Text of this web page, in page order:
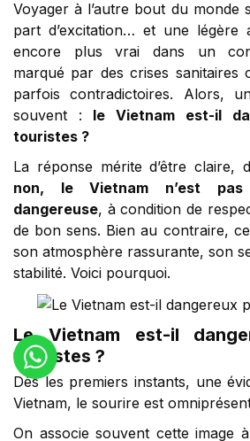
Voyager à l’autre bout du monde
part d’excitation… et une légère
encore plus vrai dans un
marqué par des crises sanitaires
parfois contradictoires. Alors,
souvent : le Vietnam est-il
touristes ?
La réponse mérite d’être claire,
non, le Vietnam n’est pas
dangereuse, à condition de
de bon sens. Bien au contraire,
son atmosphère rassurante, son
stabilité. Voici pourquoi.
Le Vietnam est-il
touristes ?
Dès les premiers instants, une
Vietnam, le sourire est
On associe souvent cette image